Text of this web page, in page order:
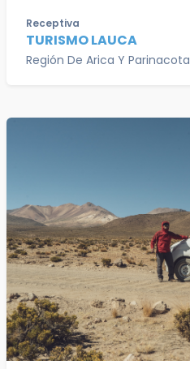
Receptiva
TURISMO LAUCA
Región De Arica Y Parinacota